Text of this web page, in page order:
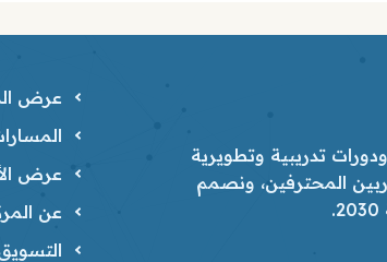
تدريبية وتطويرية
المحترفين، ونصمم
عرض
عرض
عن